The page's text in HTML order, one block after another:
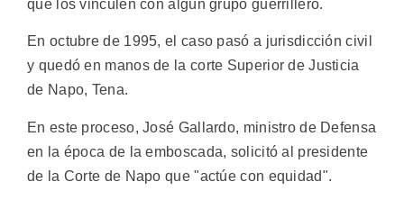
que los vinculen con algún grupo guerrillero.
En octubre de 1995, el caso pasó a jurisdicción civil
y quedó en manos de la corte Superior de Justicia
de Napo, Tena.
En este proceso, José Gallardo, ministro de Defensa
en la época de la emboscada, solicitó al presidente
de la Corte de Napo que "actúe con equidad".